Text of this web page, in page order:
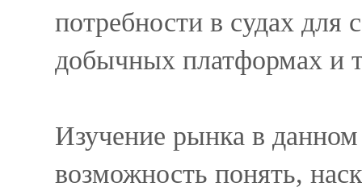
потребности в судах
добычных платформах и
Изучение рынка в данном
возможность понять,